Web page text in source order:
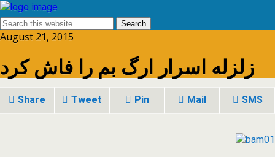
August 21, 2015
زلزله اسرار ارگ بم را فاش کرد
Share Tweet Pin Mail SMS